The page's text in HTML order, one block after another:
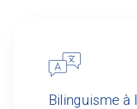
Bilinguisme à